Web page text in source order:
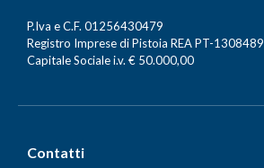
P.Iva e C.F. 01256430479
Registro Imprese di Pistoia REA PT-1308489
Capitale Sociale i.v. € 50.000,00
Contatti